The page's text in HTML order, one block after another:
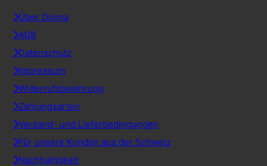
Über Dioma
AGB
Datenschutz
Impressum
Widerrufsbelehrung
Zahlungsarten
Versand- und Lieferbedingungen
Für unsere Kunden aus der Schweiz
Nachhaltigkeit